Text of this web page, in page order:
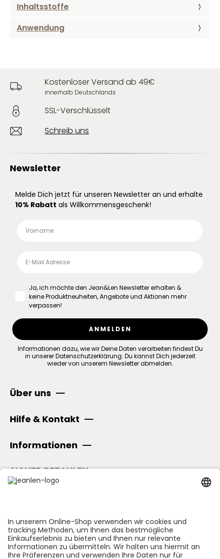
Inhaltsstoffe
Anwendung
Kostenloser Versand ab 49€
innerhalb Deutschlands
SSL-Verschlüsselt
Schreib uns
Newsletter
Melde Dich jetzt für unseren Newsletter an und erhalte
10% Rabatt als Willkommensgeschenk!
Ja, ich möchte den Jean&Len Newsletter erhalten &
keine Produktneuheiten, Angebote und Aktionen mehr
verpassen!
ANMELDEN
Informationen dazu, wie wir Deine Daten verarbeiten findest Du
in unsererDatenschutzerklärung. Du kannst Dich jederzeit
wieder von unserem Newsletter abmelden.
Über uns
Hilfe & Kontakt
Informationen
SICHER BEZAHLEN